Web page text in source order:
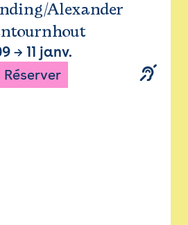
Alexander
→ 11 janv.
Réserver